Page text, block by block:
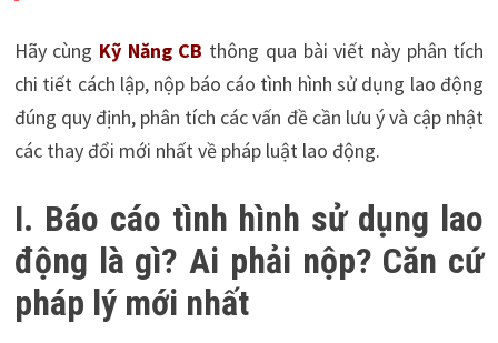
Hãy cùng Kỹ Năng CB thông qua bài viết này phân tích
chi tiết cách lập, nộp báo cáo tình hình sử dụng lao động
đúng quy định, phân tích các vấn đề cần lưu ý và cập nhật
các thay đổi mới nhất về pháp luật lao động.
I. Báo cáo tình hình sử dụng lao
động là gì? Ai phải nộp? Căn cứ
pháp lý mới nhất